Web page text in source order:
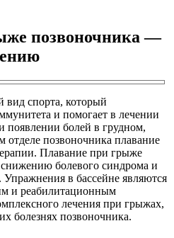
позвоночника —
спорта, который
и помогает в лечении
появлении болей в грудном,
позвоночника плавание
Плавание при грыже
снижению болевого синдрома и
в бассейне являются
и реабилитационным
лечения при грыжах,
болезнях позвоночника.